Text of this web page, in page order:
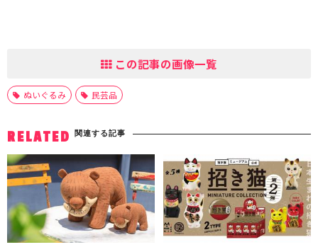
この記事の画像一覧
ぬいぐるみ 民芸品
RELATED 関連する記事